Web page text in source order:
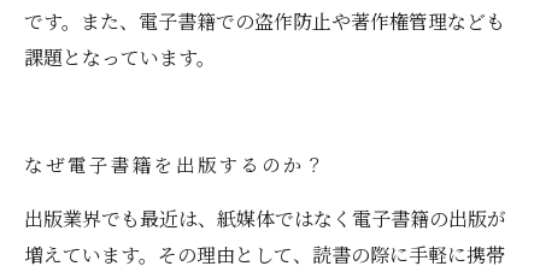
です。また、電子書籍での盗作防止や著作権管理なども
課題となっています。
なぜ電子書籍を出版するのか？
出版業界でも最近は、紙媒体ではなく電子書籍の出版が
増えています。その理由として、読書の際に手軽に携帯